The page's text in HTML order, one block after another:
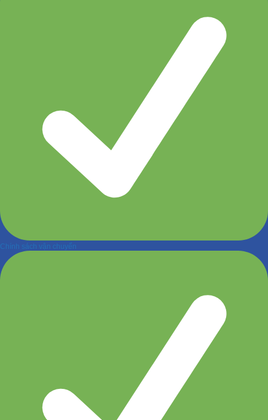
Chính sách vận chuyển